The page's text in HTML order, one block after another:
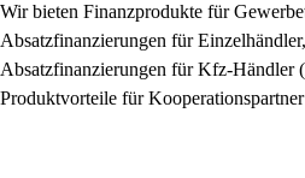
Wir bieten Finanzprodukte für
Absatzfinanzierungen für
Absatzfinanzierungen für Kfz-Händler
Produktvorteile für